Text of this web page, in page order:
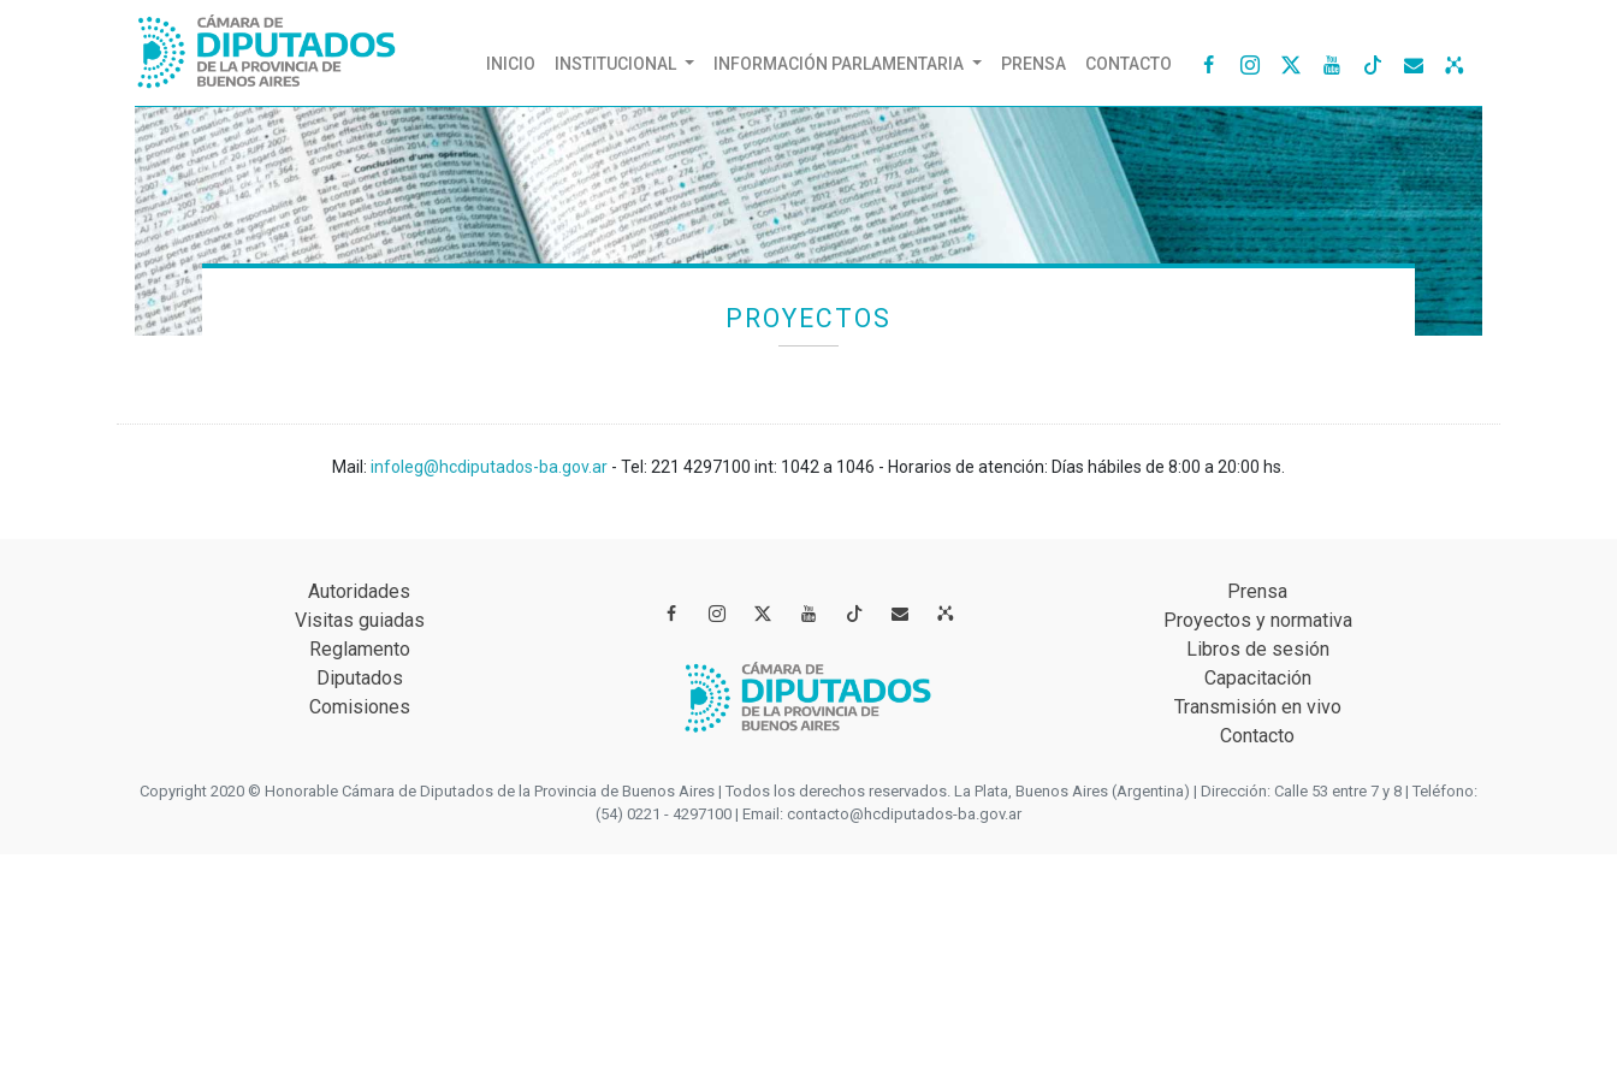
INICIO (CURRENT)
INSTITUCIONAL INFORMACIÓN PARLAMENTARIA PRENSA CONTACTO    
PROYECTOS
Mail: infoleg@hcdiputados-ba.gov.ar - Tel: 221 4297100 int: 1042 a 1046 - Horarios de atención: Días hábiles de 8:00 a 20:00 hs.
Autoridades
Visitas guiadas
Reglamento
Diputados
Comisiones
   
Prensa
Proyectos y normativa
Libros de sesión
Capacitación
Transmisión en vivo
Contacto
Copyright 2020 © Honorable Cámara de Diputados de la Provincia de Buenos Aires | Todos los derechos reservados. La Plata, Buenos Aires (Argentina) | Dirección: Calle 53 entre 7 y 8 | Teléfono:
(54) 0221 - 4297100 | Email: contacto@hcdiputados-ba.gov.ar